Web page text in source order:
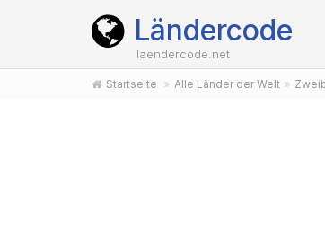
Ländercode
laendercode.net
Startseite Alle Länder der Welt